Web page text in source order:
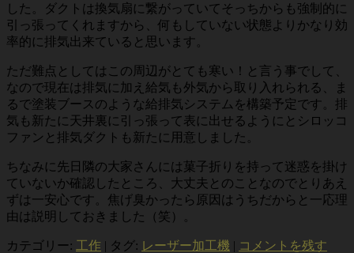
した。ダクトは換気扇に繋がっていてそっちからも強制的に
引っ張ってくれますから、何もしていない状態よりかなり効
率的に排気出来ていると思います。
ただ難点としてはこの周辺がとても寒い！と言う事でして、
なので現在は排気に加え給気も外気から取り入れられる、ま
るで塗装ブースのような給排気システムを構築予定です。排
気も新たに天井裏に引っ張って表に出せるようにとシロッコ
ファンと排気ダクトも新たに用意しました。
ちなみに先日隣の大家さんには菓子折りを持って迷惑を掛け
ていないか確認したところ、大丈夫とのことなのでとりあえ
ずは一安心です。焦げ臭かったら原因はうちだからと一応理
由は説明しておきました（笑）。
カテゴリー: 工作 | タグ: レーザー加工機 | コメントを残す